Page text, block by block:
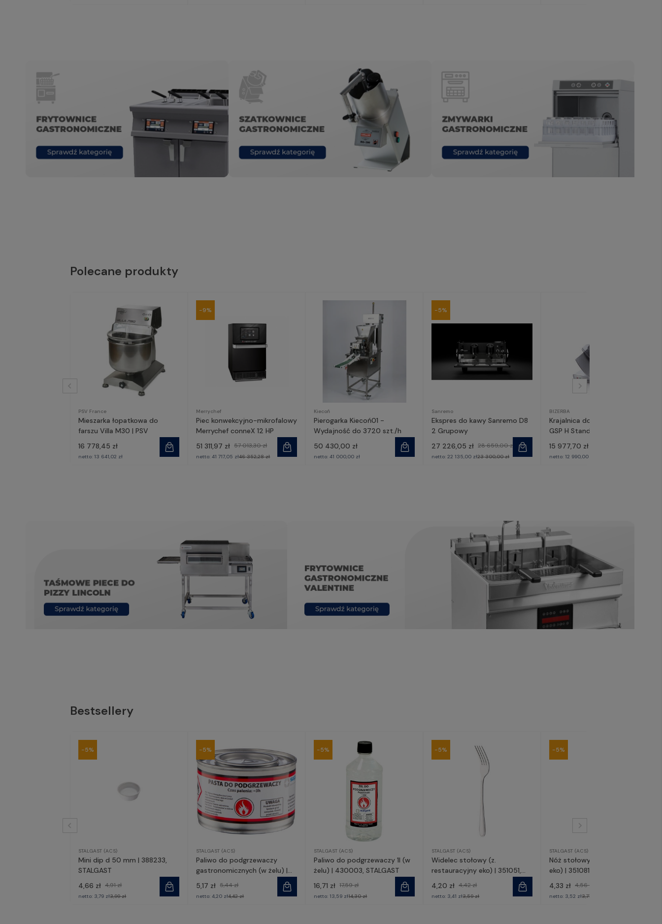
Polecane produkty
PSV France
Mieszarka łopatkowa do
farszu Villa M30 | PSV
16 778,45 zł
netto: 13 641,02 zł
Merrychef
Piec konwekcyjno-mikrofalowy
Merrychef conneX 12 HP
51 311,97 zł 57 013,30 zł
netto:41 717,05 zł46 352,28 zł
-9%
Kiecoń
Pierogarka Kiecoń01 -
Wydajność do 3720 szt./h
50 430,00 zł
netto:41 000,00 zł
Sanremo
Ekspres do kawy Sanremo D8
2 Grupowy
27 226,05 zł 28 659,00 zł
netto:22 135,00 zł23 300,00 zł
-5%
BIZERBA
Krajalnica do wędlin i serów
GSP H Standard | Bizerba
15 977,70 zł
netto: 12 990,00 zł
Bestsellery
STALGAST (ACS)
Mini dip d 50 mm | 388233,
STALGAST
4,66 zł 4,91 zł
netto: 3,79 zł3,99 zł
-5%
STALGAST (ACS)
Paliwo do podgrzewaczy
gastronomicznych (w żelu) |
430002, STALGAST
5,17 zł 5,44 zł
netto:4,20 zł4,42 zł
-5%
STALGAST (ACS)
Paliwo do podgrzewaczy 1l (w
żelu) | 430003, STALGAST
16,71 zł 17,59 zł
netto: 13,59 zł14,30 zł
-5%
STALGAST (ACS)
Widelec stołowy (z.
restauracyjny eko) | 351051,
4,20 zł 4,42 zł
netto: 3,41 zł3,59 zł
-5%
STALGAST (ACS)
Nóż stołowy (z. restauracyjny
eko) | 351081, STALGAST
4,33 zł 4,56 zł
netto: 3,52 zł3,71 zł
-5%